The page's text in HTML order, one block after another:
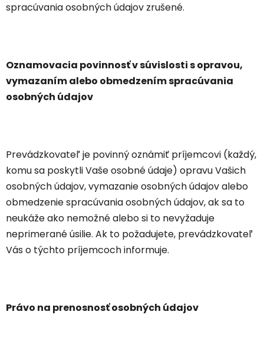
spracúvania osobných údajov zrušené.
Oznamovacia povinnosť v súvislosti s opravou,
vymazaním alebo obmedzením spracúvania
osobných údajov
Prevádzkovateľ je povinný oznámiť príjemcovi (každý,
komu sa poskytli Vaše osobné údaje) opravu Vašich
osobných údajov, vymazanie osobných údajov alebo
obmedzenie spracúvania osobných údajov, ak sa to
neukáže ako nemožné alebo si to nevyžaduje
neprimerané úsilie. Ak to požadujete, prevádzkovateľ
Vás o týchto príjemcoch informuje.
Právo na prenosnosť osobných údajov